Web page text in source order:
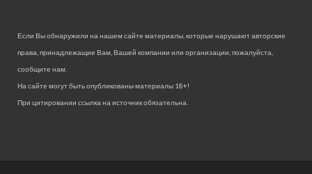
Если Вы обнаружили на нашем сайте материалы, которые нарушают авторские
права, принадлежащие Вам, Вашей компании или организации, пожалуйста,
сообщите нам.
На сайте могут быть опубликованы материалы 18+!
При цитировании ссылка на источник обязательна.